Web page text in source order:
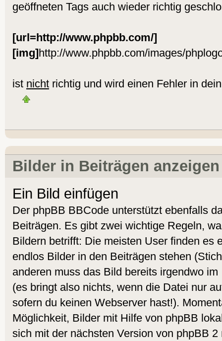
geöffneten Tags auch wieder richtig
[url=http://www.phpbb.com/]
[img]http://www.phpbb.com/images/
ist nicht richtig und wird einen Fehler in
Bilder in Beiträgen anzeigen
Ein Bild einfügen
Der phpBB BBCode unterstützt ebenfalls
Beiträgen. Es gibt zwei wichtige Regeln,
Bildern betrifft: Die meisten User finden es
endlos Bilder in den Beiträgen stehen
anderen muss das Bild bereits irgendwo
(es bringt also nichts, wenn die Datei nur
sofern du keinen Webserver hast!).
Möglichkeit, Bilder mit Hilfe von phpBB
sich mit der nächsten Version von phpBB